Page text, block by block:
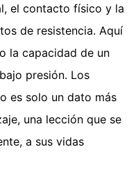
el contacto físico y la
de resistencia. Aquí
la capacidad de un
presión. Los
es solo un dato más
una lección que se
a sus vidas